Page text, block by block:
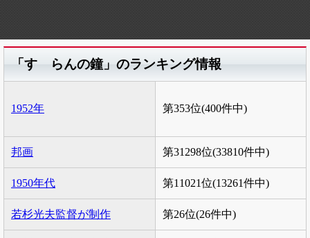
「すゞらんの鐘」のランキング情報
1952年 第353位(400件中)
邦画 第31298位(33810件中)
1950年代 第11021位(13261件中)
若杉光夫監督が制作 第26位(26件中)